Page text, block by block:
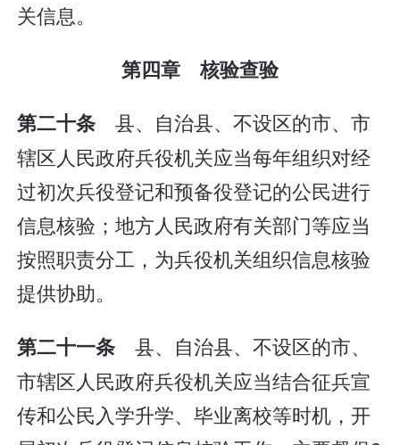
关信息。
第四章 核验查验
第二十条 县、自治县、不设区的市、市
辖区人民政府兵役机关应当每年组织对经
过初次兵役登记和预备役登记的公民进行
信息核验；地方人民政府有关部门等应当
按照职责分工，为兵役机关组织信息核验
提供协助。
第二十一条 县、自治县、不设区的市、
市辖区人民政府兵役机关应当结合征兵宣
传和公民入学升学、毕业离校等时机，开